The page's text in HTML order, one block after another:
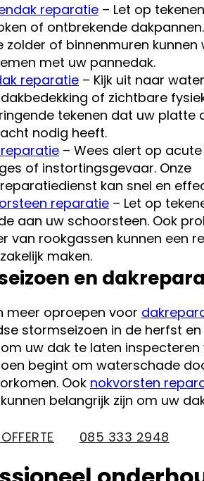
reparatie– Let op
of ontbrekende
zolder of binnenmuren kunnen
met uw pannedak.
reparatie– Kijk uit naar
of zichtbare
tekenen dat uw platte
nodig heeft.
– Wees alert op
of instortingsgevaar. Onze
kan snel en
reparatie– Let op
aan uw schoorsteen. Ook
van rookgassen kunnen een
maken.
en
meer oproepen voor
stormseizoen in de herfst
uw dak te laten inspecteren
begint om waterschade
Ook nokvorsten
belangrijk zijn om uw
085 333 2948